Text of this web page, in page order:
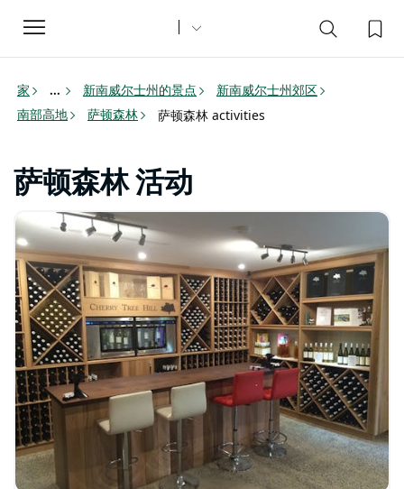
Toggle
navigation
家 ... 新南威尔士州的景点
新南威尔士州郊区
南部高地
萨顿森林 萨顿森林 activities
萨顿森林 活动